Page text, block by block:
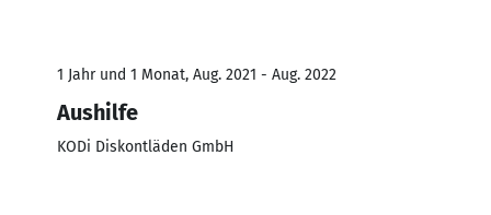
1 Jahr und 1 Monat, Aug. 2021 - Aug. 2022
Aushilfe
KODi Diskontläden GmbH